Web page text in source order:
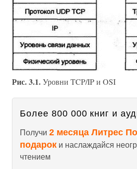
Рис. 3.1.Уровни TCP/IP и OSI
Более 800 000 книг и
Получи 2 месяца Литрес
подарок и наслаждайся
чтением